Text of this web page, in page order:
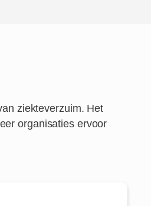
ziekteverzuim. Het
organisaties ervoor